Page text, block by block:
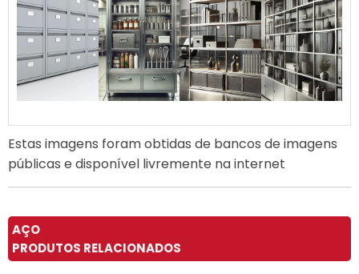
Estas imagens foram obtidas de bancos de imagens
públicas e disponível livremente na internet
AÇO
PRODUTOS RELACIONADOS